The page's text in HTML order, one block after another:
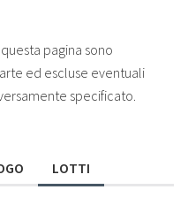
pagina sono
ed escluse eventuali
specificato.
LOTTI